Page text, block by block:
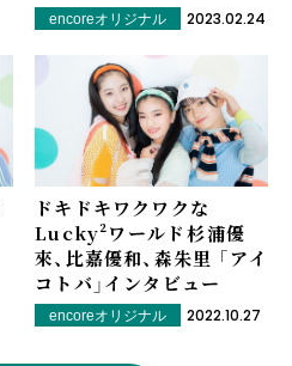
encoreオリジナル 2023.02.24
ドキドキワクワクな
Lucky²ワールド――杉浦優
來、比嘉優和、森朱里 「アイ
コトバ」インタビュー
encoreオリジナル 2022.10.27